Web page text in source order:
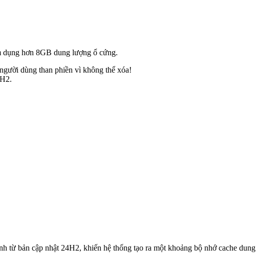
dụng hơn 8GB dung lượng ổ cứng.
từ bản cập nhật 24H2, khiến hệ thống tạo ra một khoảng bộ nhớ cache